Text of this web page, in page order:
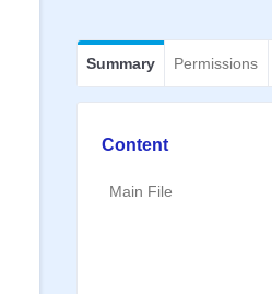
Summary Permissions
Content
Main File